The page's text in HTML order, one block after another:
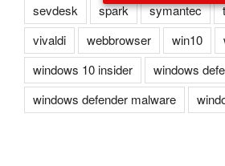
sevdesk
spark symantec
vivaldi
webbrowser win10
windows 10 insider
windows
windows defender malware